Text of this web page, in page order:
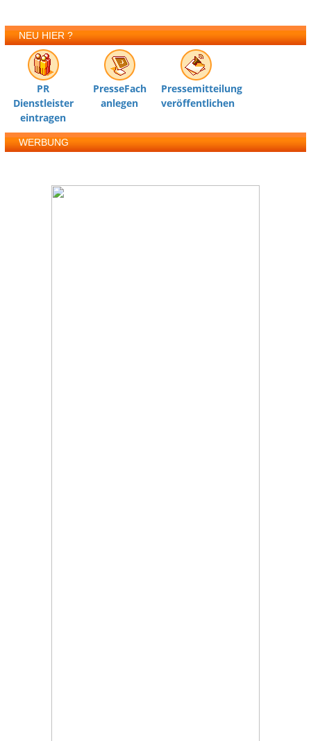
NEU HIER ?
PR
Dienstleister
eintragen
PresseFach
anlegen
Pressemitteilung
veröffentlichen
WERBUNG